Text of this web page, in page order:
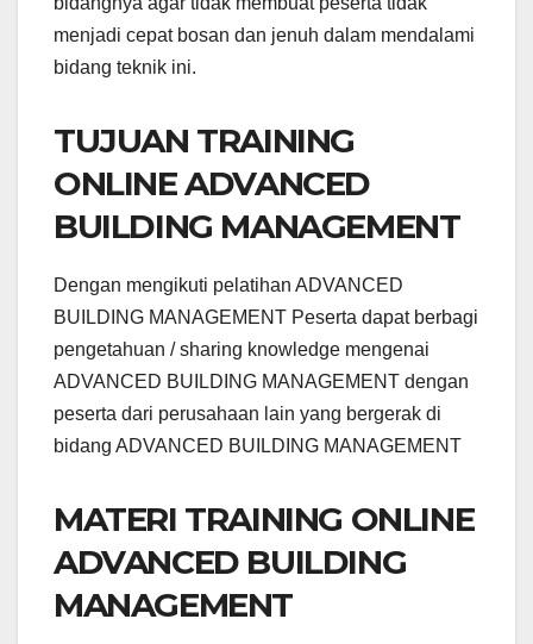
menjadi cepat bosan dan jenuh dalam mendalami
bidang teknik ini.
TUJUAN TRAINING
ONLINE ADVANCED
BUILDING MANAGEMENT
Dengan mengikuti pelatihan ADVANCED
BUILDING MANAGEMENT Peserta dapat berbagi
pengetahuan / sharing knowledge mengenai
ADVANCED BUILDING MANAGEMENT dengan
peserta dari perusahaan lain yang bergerak di
bidang ADVANCED BUILDING MANAGEMENT
MATERI TRAINING ONLINE
ADVANCED BUILDING
MANAGEMENT